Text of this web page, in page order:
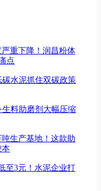
重下降！润昌粉体
点
水泥抓住双碳政策
料助磨剂大幅压缩
生产基地！这款助
至3元！水泥企业打